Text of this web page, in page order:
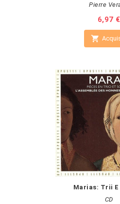
Pierre
Prezzo
6,97 €

Marias: Trii E
CD